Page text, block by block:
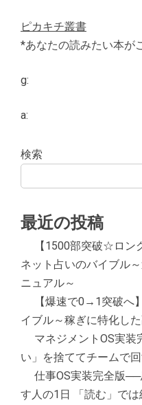
ピカキチ叢書
*あなたの読みたい本が
g:
a:
検索
最近の投稿
【1500部突破☆ロン
ネット占いのバイブル
ニュアル～
【爆速で0→1突破へ
イブル～稼ぎに特化し
マネジメントOS実
い」を捨ててチームで
仕事OS実装完全版
す人の1日 「読む」で